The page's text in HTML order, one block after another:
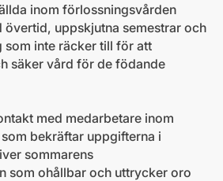
inom förlossningsvården
uppskjutna semestrar och
som inte räcker till för att
säker vård för de födande
med medarbetare inom
bekräftar uppgifterna i
sommarens
som ohållbar och uttrycker oro